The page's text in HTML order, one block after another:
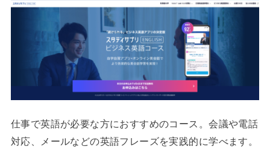
仕事で英語が必要な方におすすめのコース。会議や電話
対応、メールなどの英語フレーズを実践的に学べます。